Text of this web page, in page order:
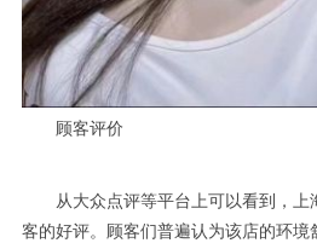
顾客评价
从大众点评等平台上可以看到，上
客的好评。顾客们普遍认为该店的环境